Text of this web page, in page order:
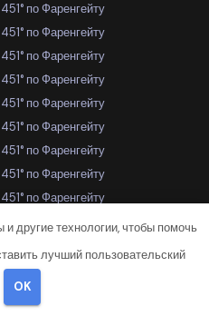
по Фаренгейту
по Фаренгейту
по Фаренгейту
по Фаренгейту
по Фаренгейту
по Фаренгейту
по Фаренгейту
по Фаренгейту
по Фаренгейту
по Фаренгейту
по Фаренгейту
Самара
другие технологии, чтобы помочь
лучший пользовательский
OK